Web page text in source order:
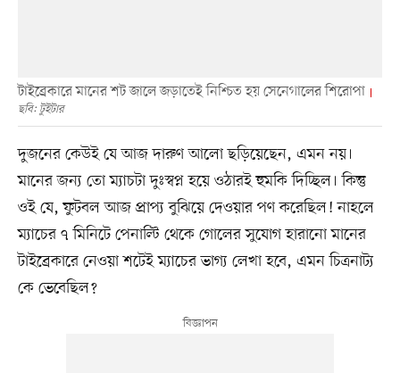
টাইব্রেকারে মানের শট জালে জড়াতেই নিশ্চিত হয় সেনেগালের শিরোপা
ছবি: টুইটার
দুজনের কেউই যে আজ দারুণ আলো ছড়িয়েছেন, এমন নয়।
মানের জন্য তো ম্যাচটা দুঃস্বপ্ন হয়ে ওঠারই হুমকি দিচ্ছিল। কিন্তু
ওই যে, ফুটবল আজ প্রাপ্য বুঝিয়ে দেওয়ার পণ করেছিল! নাহলে
ম্যাচের ৭ মিনিটে পেনাল্টি থেকে গোলের সুযোগ হারানো মানের
টাইব্রেকারে নেওয়া শটেই ম্যাচের ভাগ্য লেখা হবে, এমন চিত্রনাট্য
কে ভেবেছিল?